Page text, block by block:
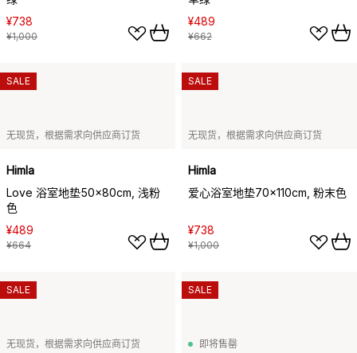
¥738
¥1,000
¥489
¥662
无现货，根据需求向供应商订货
Himla
Love 浴室地垫50x80cm, 浅粉
色
¥489
¥664
SALE
无现货，根据需求向供应商订货
Himla
爱心浴室地垫70x110cm, 粉末色
¥738
¥1,000
SALE
无现货，根据需求向供应商订货
SALE
即将售罄
SALE